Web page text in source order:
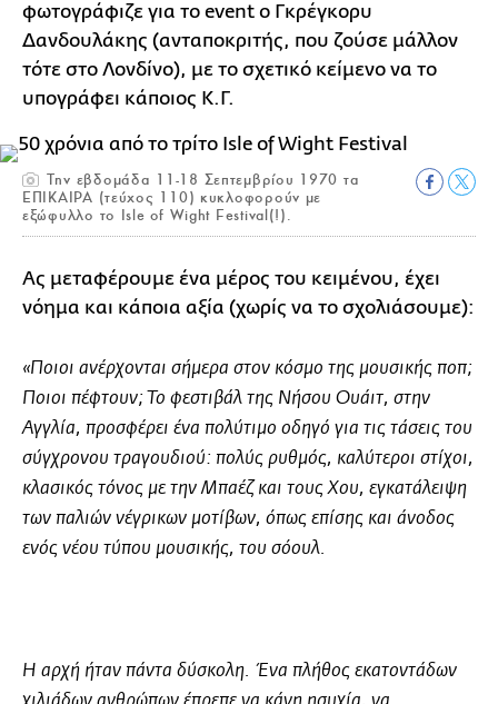
φωτογράφιζε για το event ο Γκρέγκορυ
Δανδουλάκης (ανταποκριτής, που ζούσε μάλλον
τότε στο Λονδίνο), με το σχετικό κείμενο να το
υπογράφει κάποιος K.Γ.
Την εβδομάδα 11-18 Σεπτεμβρίου 1970 τα
ΕΠΙΚΑΙΡΑ (τεύχος 110) κυκλοφορούν με
εξώφυλλο το Isle of Wight Festival(!).
Ας μεταφέρουμε ένα μέρος του κειμένου, έχει
νόημα και κάποια αξία (χωρίς να το σχολιάσουμε):
«Ποιοι ανέρχονται σήμερα στον κόσμο της μουσικής ποπ;
Ποιοι πέφτουν; Το φεστιβάλ της Νήσου Ουάιτ, στην
Αγγλία, προσφέρει ένα πολύτιμο οδηγό για τις τάσεις του
σύγχρονου τραγουδιού: πολύς ρυθμός, καλύτεροι στίχοι,
κλασικός τόνος με την Μπαέζ και τους Χου, εγκατάλειψη
των παλιών νέγρικων μοτίβων, όπως επίσης και άνοδος
ενός νέου τύπου μουσικής, του σόουλ.
Η αρχή ήταν πάντα δύσκολη. Ένα πλήθος εκατοντάδων